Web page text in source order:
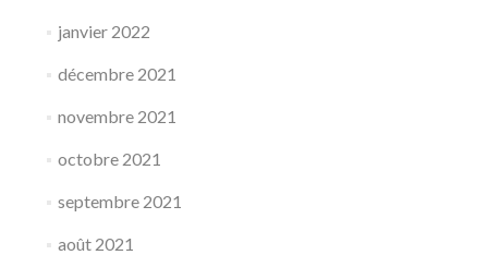
janvier 2022
décembre 2021
novembre 2021
octobre 2021
septembre 2021
août 2021